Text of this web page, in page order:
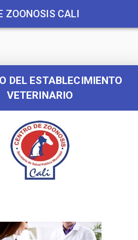
ZOONOSIS CALI
DEL ESTABLECIMIENTO
VETERINARIO